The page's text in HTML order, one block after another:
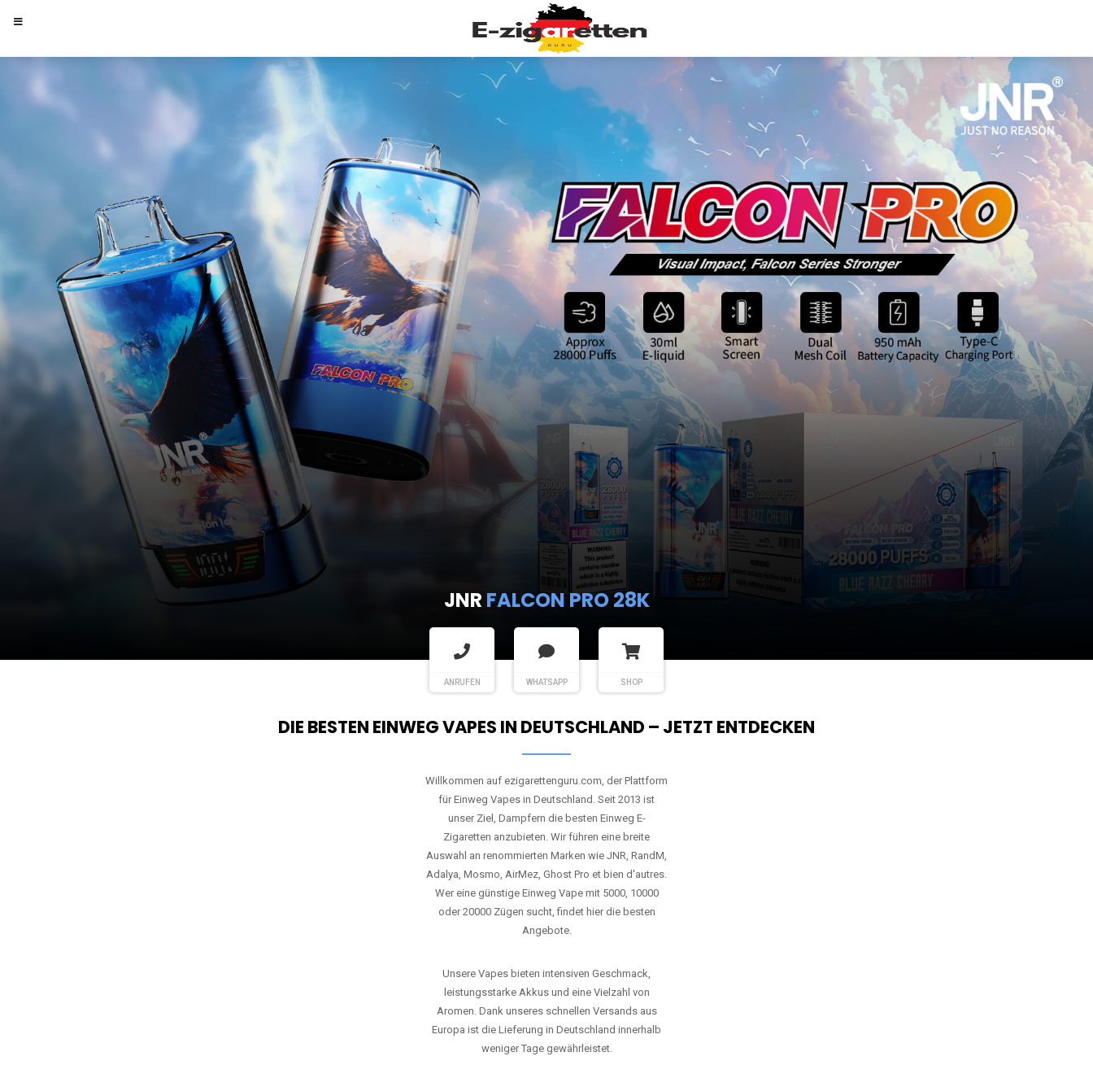
JNR FALCON PRO 28K
ANRUFEN WHATSAPP SHOP
DIE BESTEN EINWEG VAPES IN DEUTSCHLAND – JETZT ENTDECKEN
Willkommen auf ezigarettenguru.com, der Plattform
für Einweg Vapes in Deutschland. Seit 2013 ist
unser Ziel, Dampfern die besten Einweg E-
Zigaretten anzubieten. Wir führen eine breite
Auswahl an renommierten Marken wie JNR, RandM,
Adalya, Mosmo, AirMez, Ghost Pro et bien d'autres.
Wer eine günstige Einweg Vape mit 5000, 10000
oder 20000 Zügen sucht, findet hier die besten
Angebote.
Unsere Vapes bieten intensiven Geschmack,
leistungsstarke Akkus und eine Vielzahl von
Aromen. Dank unseres schnellen Versands aus
Europa ist die Lieferung in Deutschland innerhalb
weniger Tage gewährleistet.